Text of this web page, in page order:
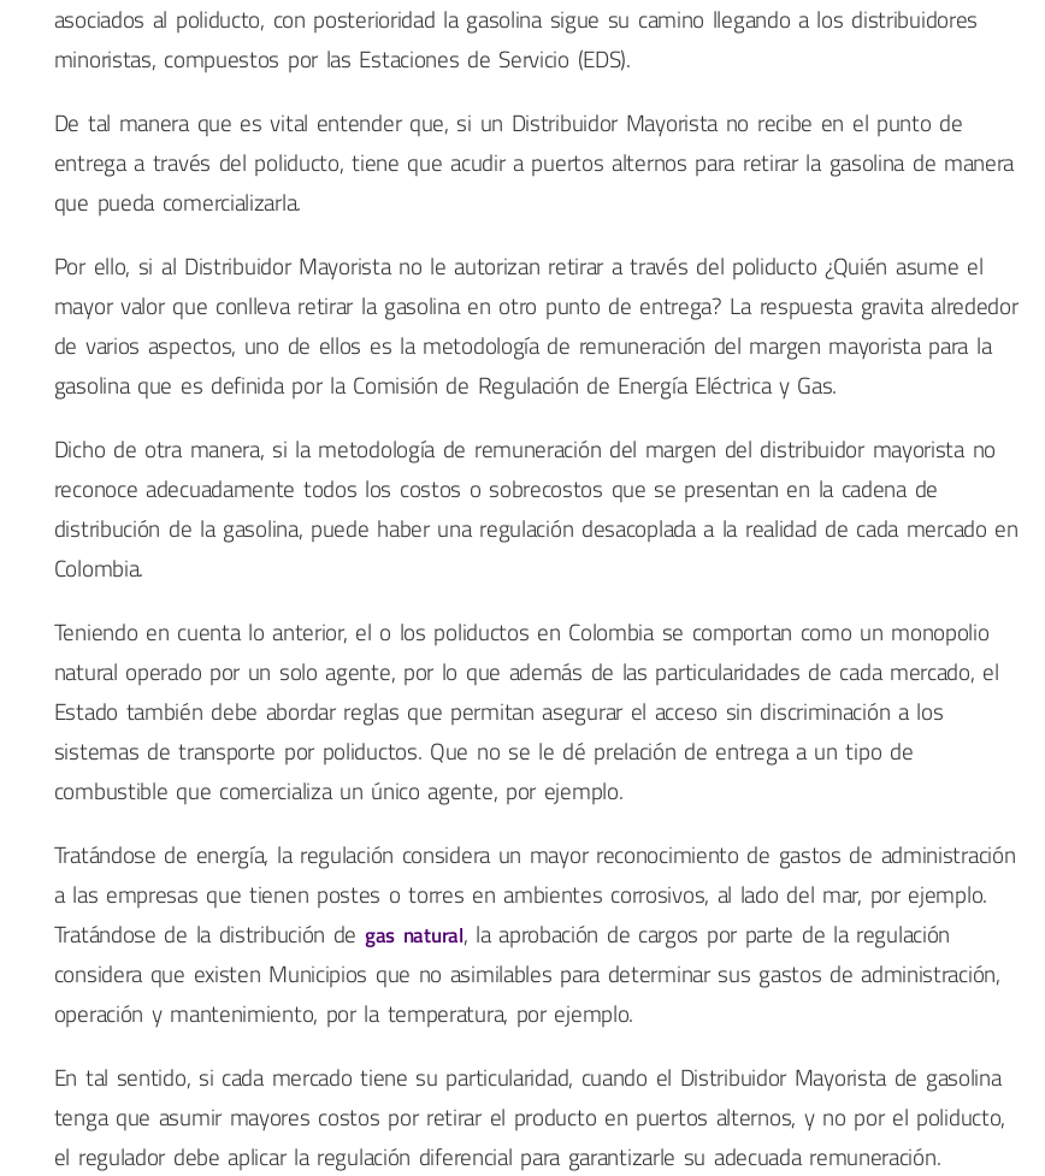
asociados al poliducto, con posterioridad la gasolina sigue su camino llegando a los distribuidores
minoristas, compuestos por las Estaciones de Servicio (EDS).
De tal manera que es vital entender que, si un Distribuidor Mayorista no recibe en el punto de
entrega a través del poliducto, tiene que acudir a puertos alternos para retirar la gasolina de manera
que pueda comercializarla.
Por ello, si al Distribuidor Mayorista no le autorizan retirar a través del poliducto ¿Quién asume el
mayor valor que conlleva retirar la gasolina en otro punto de entrega? La respuesta gravita alrededor
de varios aspectos, uno de ellos es la metodología de remuneración del margen mayorista para la
gasolina que es definida por la Comisión de Regulación de Energía Eléctrica y Gas.
Dicho de otra manera, si la metodología de remuneración del margen del distribuidor mayorista no
reconoce adecuadamente todos los costos o sobrecostos que se presentan en la cadena de
distribución de la gasolina, puede haber una regulación desacoplada a la realidad de cada mercado en
Colombia.
Teniendo en cuenta lo anterior, el o los poliductos en Colombia se comportan como un monopolio
natural operado por un solo agente, por lo que además de las particularidades de cada mercado, el
Estado también debe abordar reglas que permitan asegurar el acceso sin discriminación a los
sistemas de transporte por poliductos. Que no se le dé prelación de entrega a un tipo de
combustible que comercializa un único agente, por ejemplo.
Tratándose de energía, la regulación considera un mayor reconocimiento de gastos de administración
a las empresas que tienen postes o torres en ambientes corrosivos, al lado del mar, por ejemplo.
Tratándose de la distribución de gas natural, la aprobación de cargos por parte de la regulación
considera que existen Municipios que no asimilables para determinar sus gastos de administración,
operación y mantenimiento, por la temperatura, por ejemplo.
En tal sentido, si cada mercado tiene su particularidad, cuando el Distribuidor Mayorista de gasolina
tenga que asumir mayores costos por retirar el producto en puertos alternos, y no por el poliducto,
el regulador debe aplicar la regulación diferencial para garantizarle su adecuada remuneración.